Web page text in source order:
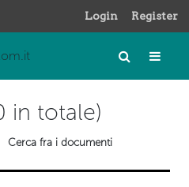
Login Register
in totale)
Cerca fra i documenti